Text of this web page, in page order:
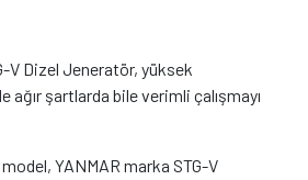
V Dizel Jeneratör, yüksek
şartlarda bile verimli çalışmayı
YANMAR marka STG-V